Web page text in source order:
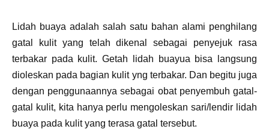
Lidah buaya adalah salah satu bahan alami penghilang
gatal kulit yang telah dikenal sebagai penyejuk rasa
terbakar pada kulit. Getah lidah buayua bisa langsung
dioleskan pada bagian kulit yng terbakar. Dan begitu juga
dengan penggunaannya sebagai obat penyembuh gatal-
gatal kulit, kita hanya perlu mengoleskan sari/lendir lidah
buaya pada kulit yang terasa gatal tersebut.